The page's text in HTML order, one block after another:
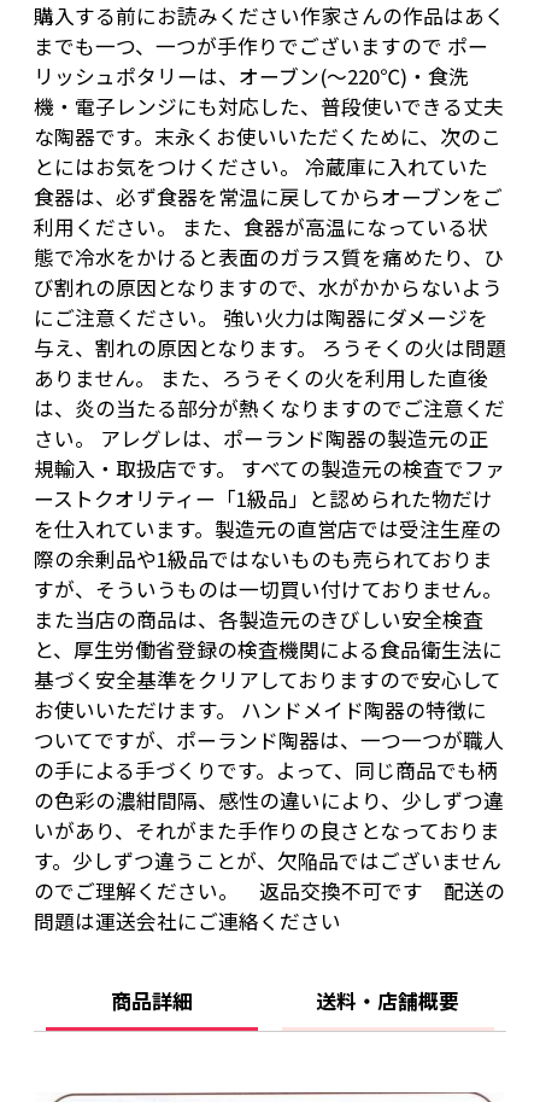
購入する前にお読みください作家さんの作品はあく
までも一つ、一つが手作りでございますので ポー
リッシュポタリーは、オーブン(～220℃)・食洗
機・電子レンジにも対応した、普段使いできる丈夫
な陶器です。末永くお使いいただくために、次のこ
とにはお気をつけください。 冷蔵庫に入れていた
食器は、必ず食器を常温に戻してからオーブンをご
利用ください。 また、食器が高温になっている状
態で冷水をかけると表面のガラス質を痛めたり、ひ
び割れの原因となりますので、水がかからないよう
にご注意ください。 強い火力は陶器にダメージを
与え、割れの原因となります。 ろうそくの火は問題
ありません。 また、ろうそくの火を利用した直後
は、炎の当たる部分が熱くなりますのでご注意くだ
さい。 アレグレは、ポーランド陶器の製造元の正
規輸入・取扱店です。 すべての製造元の検査でファ
ーストクオリティー「1級品」と認められた物だけ
を仕入れています。製造元の直営店では受注生産の
際の余剰品や1級品ではないものも売られておりま
すが、そういうものは一切買い付けておりません。
また当店の商品は、各製造元のきびしい安全検査
と、厚生労働省登録の検査機関による食品衛生法に
基づく安全基準をクリアしておりますので安心して
お使いいただけます。 ハンドメイド陶器の特徴に
ついてですが、ポーランド陶器は、一つ一つが職人
の手による手づくりです。よって、同じ商品でも柄
の色彩の濃紺間隔、感性の違いにより、少しずつ違
いがあり、それがまた手作りの良さとなっておりま
す。少しずつ違うことが、欠陥品ではございません
のでご理解ください。 返品交換不可です 配送の
問題は運送会社にご連絡ください
商品詳細 送料・店舗概要